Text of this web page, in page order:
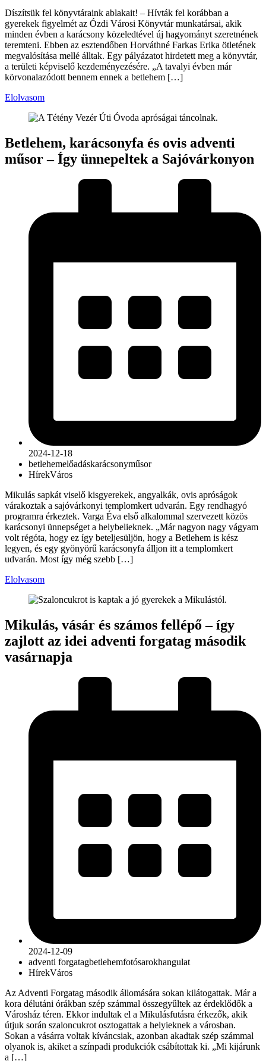
Díszítsük fel könyvtáraink ablakait! – Hívták fel korábban a
gyerekek figyelmét az Ózdi Városi Könyvtár munkatársai, akik
minden évben a karácsony közeledtével új hagyományt szeretnének
teremteni. Ebben az esztendőben Horváthné Farkas Erika ötletének
megvalósítása mellé álltak. Egy pályázatot hirdetett meg a könyvtár,
a területi képviselő kezdeményezésére. „A tavalyi évben már
körvonalazódott bennem ennek a betlehem […]
Elolvasom
Betlehem, karácsonyfa és ovis adventi
műsor – Így ünnepeltek a Sajóvárkonyon
2024-12-18
betlehemelőadáskarácsonyműsor
HírekVáros
Mikulás sapkát viselő kisgyerekek, angyalkák, ovis apróságok
várakoztak a sajóvárkonyi templomkert udvarán. Egy rendhagyó
programra érkeztek. Varga Éva első alkalommal szervezett közös
karácsonyi ünnepséget a helybelieknek. „Már nagyon nagy vágyam
volt régóta, hogy ez így beteljesüljön, hogy a Betlehem is kész
legyen, és egy gyönyörű karácsonyfa álljon itt a templomkert
udvarán. Most így még szebb […]
Elolvasom
Mikulás, vásár és számos fellépő – így
zajlott az idei adventi forgatag második
vasárnapja
2024-12-09
adventi forgatagbetlehemfotósarokhangulat
HírekVáros
Az Adventi Forgatag második állomására sokan kilátogattak. Már a
kora délutáni órákban szép számmal összegyűltek az érdeklődők a
Városház téren. Ekkor indultak el a Mikulásfutásra érkezők, akik
útjuk során szaloncukrot osztogattak a helyieknek a városban.
Sokan a vásárra voltak kíváncsiak, azonban akadtak szép számmal
olyanok is, akiket a színpadi produkciók csábítottak ki. „Mi kijárunk
a […]